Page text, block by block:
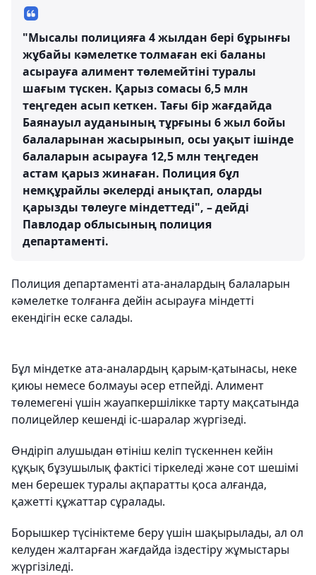
"Мысалы полицияға 4 жылдан бері бұрынғы
жұбайы кәмелетке толмаған екі баланы
асырауға алимент төлемейтіні туралы
шағым түскен. Қарыз сомасы 6,5 млн
теңгеден асып кеткен. Тағы бір жағдайда
Баянауыл ауданының тұрғыны 6 жыл бойы
балаларынан жасырынып, осы уақыт ішінде
балаларын асырауға 12,5 млн теңгеден
астам қарыз жинаған. Полиция бұл
немқұрайлы әкелерді анықтап, оларды
қарызды төлеуге міндеттеді", – дейді
Павлодар облысының полиция
департаменті.
Полиция департаменті ата-аналардың балаларын
кәмелетке толғанға дейін асырауға міндетті
екендігін еске салады.
Бұл міндетке ата-аналардың қарым-қатынасы, неке
қиюы немесе болмауы әсер етпейді. Алимент
төлемегені үшін жауапкершілікке тарту мақсатында
полицейлер кешенді іс-шаралар жүргізеді.
Өндіріп алушыдан өтініш келіп түскеннен кейін
құқық бұзушылық фактісі тіркеледі және сот шешімі
мен берешек туралы ақпаратты қоса алғанда,
қажетті құжаттар сұралады.
Борышкер түсініктеме беру үшін шақырылады, ал ол
келуден жалтарған жағдайда іздестіру жұмыстары
жүргізіледі.